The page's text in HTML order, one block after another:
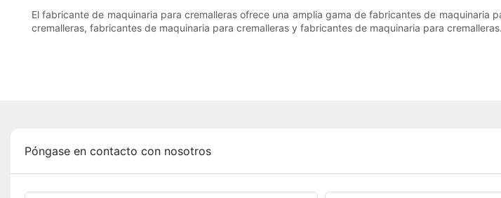
El fabricante de maquinaria para cremalleras ofrece una amplia gama de fabricantes de
cremalleras, fabricantes de maquinaria para cremalleras y fabricantes de maquinaria para cremalleras.
Póngase en contacto con nosotros